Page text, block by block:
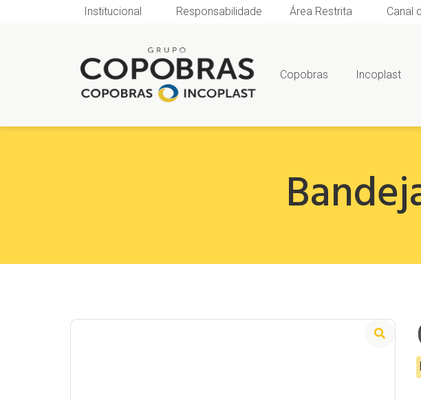
Institucional Responsabilidade Área Restrita Canal
Copobras Incoplast